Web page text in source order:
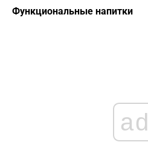
Функциональные напитки
ad